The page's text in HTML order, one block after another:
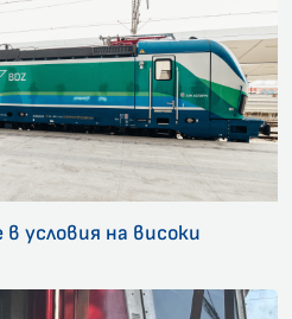
условия на високи